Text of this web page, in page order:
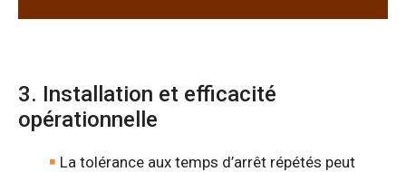
3. Installation et efficacité
opérationnelle
La tolérance aux temps d’arrêt répétés peut